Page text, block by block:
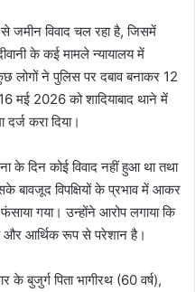
जमीन विवाद चल रहा है, जिसमें
के कई मामले न्यायालय में
लोगों ने पुलिस पर दबाव बनाकर 12
मई 2026 को शादियाबाद थाने में
करा दिया।
के दिन कोई विवाद नहीं हुआ था तथा
बावजूद विपक्षियों के प्रभाव में आकर
गया। उन्होंने आरोप लगाया कि
और आर्थिक रूप से परेशान है।
के बुजुर्ग पिता भागीरथ (60 वर्ष),